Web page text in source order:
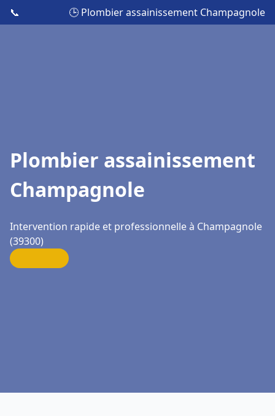
📞 🕒 Plombier assainissement Champagnole
Plombier assainissement
Champagnole
Intervention rapide et professionnelle à Champagnole
(39300)